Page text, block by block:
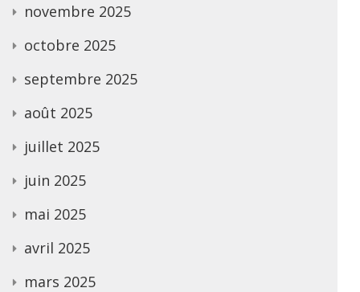
novembre 2025
octobre 2025
septembre 2025
août 2025
juillet 2025
juin 2025
mai 2025
avril 2025
mars 2025